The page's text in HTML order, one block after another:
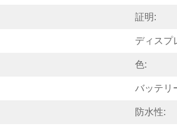
証明:
ディスプ
色:
バッテリ
防水性: